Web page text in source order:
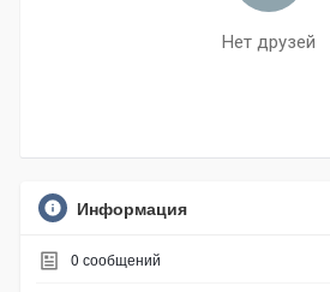
Нет друзей
Информация
0 сообщений